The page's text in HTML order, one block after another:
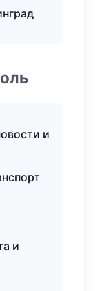
и
и